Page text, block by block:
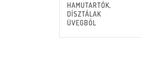
HAMUTARTÓK,
DÍSZTÁLAK
ÜVEGBŐL